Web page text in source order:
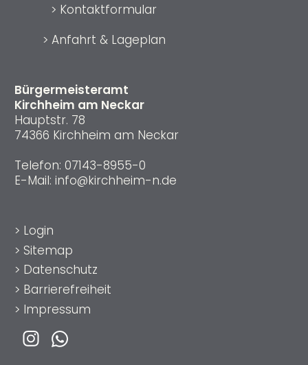
Bürgermeisteramt
Kirchheim am Neckar
Hauptstr. 78
74366 Kirchheim am Neckar
Telefon: 07143-8955-0
E-Mail: info@kirchheim-n.de
> Kontaktformular
> Anfahrt & Lageplan
> Login
> Sitemap
> Datenschutz
> Barrierefreiheit
> Impressum